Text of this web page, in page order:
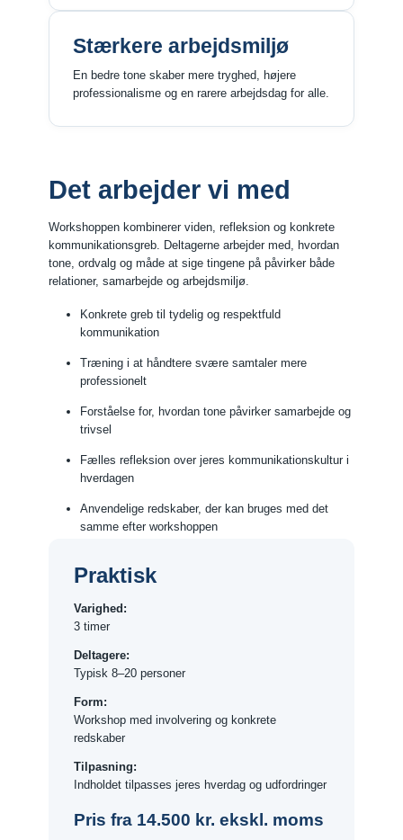
Stærkere arbejdsmiljø
En bedre tone skaber mere tryghed, højere
professionalisme og en rarere arbejdsdag for alle.
Det arbejder vi med
Workshoppen kombinerer viden, refleksion og konkrete
kommunikationsgreb. Deltagerne arbejder med, hvordan
tone, ordvalg og måde at sige tingene på påvirker både
relationer, samarbejde og arbejdsmiljø.
Konkrete greb til tydelig og respektfuld
kommunikation
Træning i at håndtere svære samtaler mere
professionelt
Forståelse for, hvordan tone påvirker samarbejde og
trivsel
Fælles refleksion over jeres kommunikationskultur i
hverdagen
Anvendelige redskaber, der kan bruges med det
samme efter workshoppen
Praktisk
Varighed:
3 timer
Deltagere:
Typisk 8–20 personer
Form:
Workshop med involvering og konkrete
redskaber
Tilpasning:
Indholdet tilpasses jeres hverdag og udfordringer
Pris fra 14.500 kr. ekskl. moms